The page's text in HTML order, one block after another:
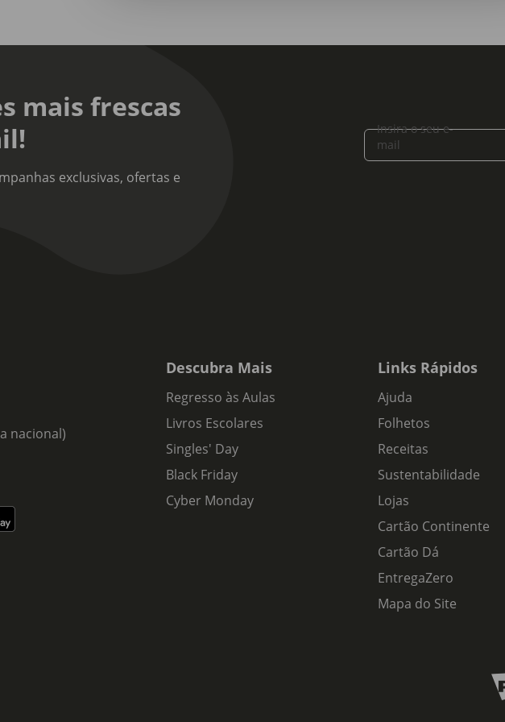
mais frescas
exclusivas, ofertas e
Insira o seu e-
mail
nacional)
Descubra Mais
Regresso às Aulas
Livros Escolares
Singles' Day
Black Friday
Cyber Monday
Links Rápidos
Ajuda
Folhetos
Receitas
Sustentabilidade
Lojas
Cartão Continente
Cartão Dá
EntregaZero
Mapa do Site